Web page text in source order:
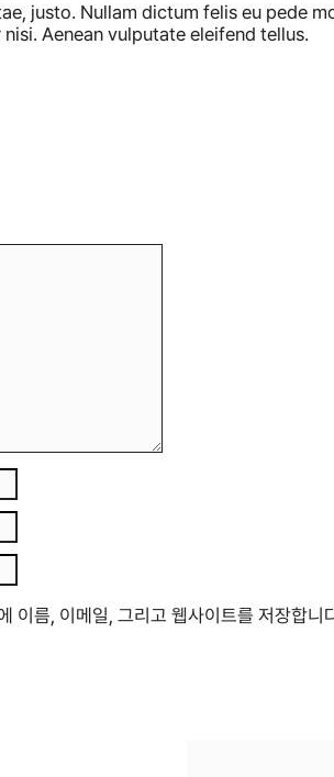
justo. Nullam dictum felis eu pede
Aenean vulputate eleifend tellus.
이름, 이메일, 그리고 웹사이트를 저장합니